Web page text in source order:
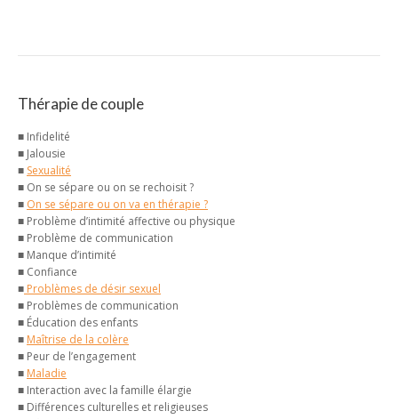
Thérapie de couple
■ Infidelité
■ Jalousie
■ Sexualité
■ On se sépare ou on se rechoisit ?
■ On se sépare ou on va en thérapie ?
■ Problème d’intimité affective ou physique
■ Problème de communication
■ Manque d’intimité
■ Confiance
■ Problèmes de désir sexuel
■ Problèmes de communication
■ Éducation des enfants
■ Maîtrise de la colère
■ Peur de l’engagement
■ Maladie
■ Interaction avec la famille élargie
■ Différences culturelles et religieuses